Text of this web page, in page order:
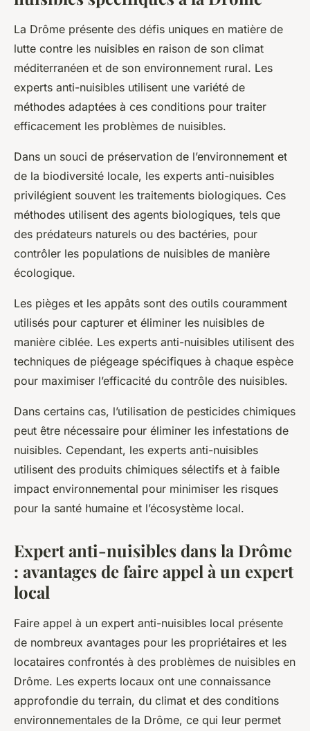
La Drôme présente des défis uniques en matière de
lutte contre les nuisibles en raison de son climat
méditerranéen et de son environnement rural. Les
experts anti-nuisibles utilisent une variété de
méthodes adaptées à ces conditions pour traiter
efficacement les problèmes de nuisibles.
Dans un souci de préservation de l’environnement et
de la biodiversité locale, les experts anti-nuisibles
privilégient souvent les traitements biologiques. Ces
méthodes utilisent des agents biologiques, tels que
des prédateurs naturels ou des bactéries, pour
contrôler les populations de nuisibles de manière
écologique.
Les pièges et les appâts sont des outils couramment
utilisés pour capturer et éliminer les nuisibles de
manière ciblée. Les experts anti-nuisibles utilisent des
techniques de piégeage spécifiques à chaque espèce
pour maximiser l’efficacité du contrôle des nuisibles.
Dans certains cas, l’utilisation de pesticides chimiques
peut être nécessaire pour éliminer les infestations de
nuisibles. Cependant, les experts anti-nuisibles
utilisent des produits chimiques sélectifs et à faible
impact environnemental pour minimiser les risques
pour la santé humaine et l’écosystème local.
Expert anti-nuisibles dans la Drôme
: avantages de faire appel à un expert
local
Faire appel à un expert anti-nuisibles local présente
de nombreux avantages pour les propriétaires et les
locataires confrontés à des problèmes de nuisibles en
Drôme. Les experts locaux ont une connaissance
approfondie du terrain, du climat et des conditions
environnementales de la Drôme, ce qui leur permet